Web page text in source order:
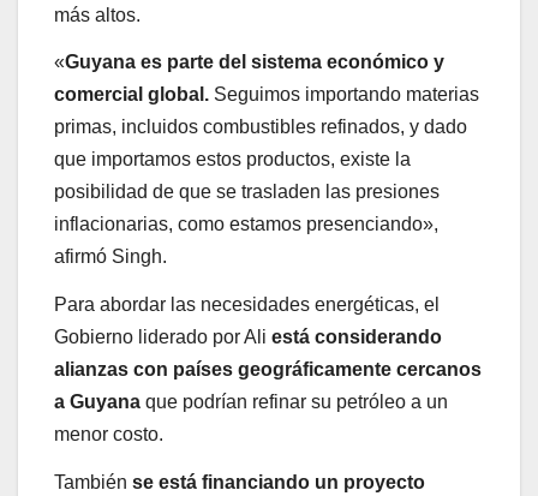
más altos.
«Guyana es parte del sistema económico y
comercial global. Seguimos importando materias
primas, incluidos combustibles refinados, y dado
que importamos estos productos, existe la
posibilidad de que se trasladen las presiones
inflacionarias, como estamos presenciando»,
afirmó Singh.
Para abordar las necesidades energéticas, el
Gobierno liderado por Ali está considerando
alianzas con países geográficamente cercanos
a Guyana que podrían refinar su petróleo a un
menor costo.
También se está financiando un proyecto